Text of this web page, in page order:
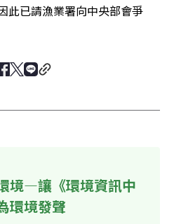
此已請漁業署向中央部會爭
境—讓《環境資訊中
環境發聲